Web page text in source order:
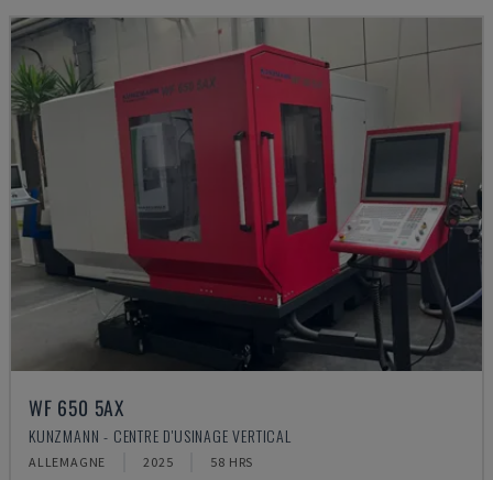
WF 650 5AX
KUNZMANN - CENTRE D'USINAGE VERTICAL
ALLEMAGNE 2025 58 HRS